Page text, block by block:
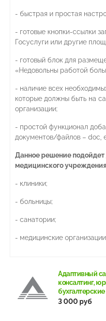
- быстрая и простая
- готовые кнопки-ссылки
Госуслуги или другие
- готовый блок для
«Недовольны работой
- наличие всех
которые должны быть на
организации;
- простой функционал
документов/файлов – doc,
Данное решение
медицинского
- клиники;
- больницы;
- санатории;
- медицинские
Адаптивный
консалтинг,
бухгалтерские
3 000 руб